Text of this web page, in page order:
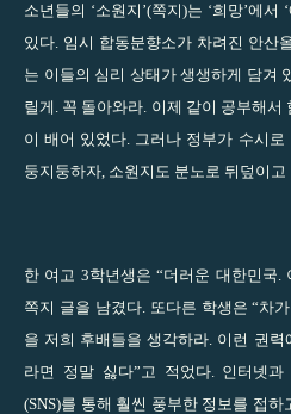
소년들의 ‘소원지’(쪽지)는 ‘희망’에서
있다. 임시 합동분향소가 차려진 안산
는 이들의 심리 상태가 생생하게 담겨
릴게. 꼭 돌아와라. 이제 같이 공부해서
이 배어 있었다. 그러나 정부가 수시
둥지둥하자, 소원지도 분노로 뒤덮이고
한 여고 3학년생은 “더러운 대한민국.
쪽지 글을 남겼다. 또다른 학생은 “차
을 저희 후배들을 생각하라. 이런 권
라면 정말 싫다”고 적었다. 인터넷
(SNS)를 통해 훨씬 풍부한 정보를 접